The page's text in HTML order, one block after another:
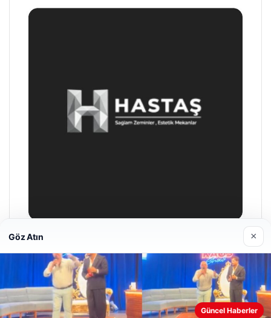
29/04/2026
Web sitemizi nasıl kullandığınızı daha iyi anlayabilmek,
Göz Atın ×
Güncel Haberler